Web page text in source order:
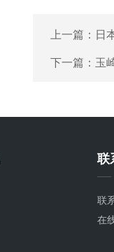
上一篇： 日
下一篇： 玉
联
联
在